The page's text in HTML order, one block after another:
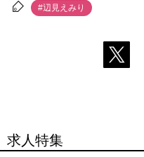
#辺見えみり
求人特集